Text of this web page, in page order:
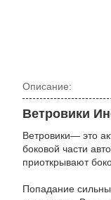
Описание:
Ветровики
Ветровики— это
боковой части
приоткрывают
Попадание